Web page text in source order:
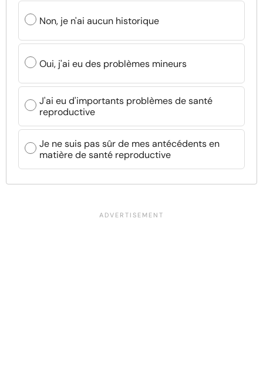
Non, je n'ai aucun historique
Oui, j'ai eu des problèmes mineurs
J'ai eu d'importants problèmes de santé
reproductive
Je ne suis pas sûr de mes antécédents en
matière de santé reproductive